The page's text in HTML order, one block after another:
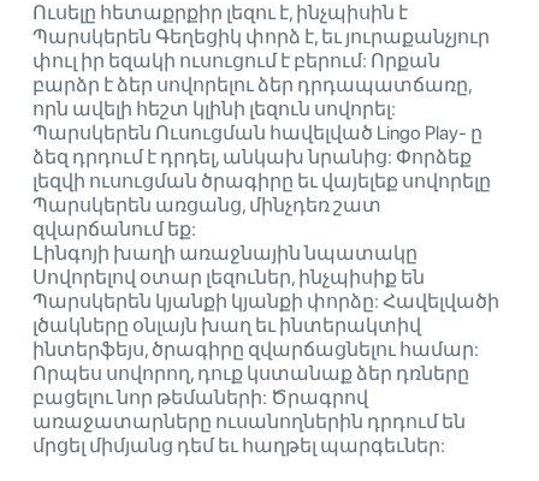
Ուսելը հետաքրքիր լեզու է, ինչպիսին է
Պարսկերեն Գեղեցիկ փորձ է, եւ յուրաքանչյուր
փուլ իր եզակի ուսուցում է բերում: Որքան
բարձր է ձեր սովորելու ձեր դրդապատճառը,
որն ավելի հեշտ կլինի լեզուն սովորել:
Պարսկերեն Ուսուցման հավելված Lingo Play- ը
ձեզ դրդում է դրդել, անկախ նրանից: Փորձեք
լեզվի ուսուցման ծրագիրը եւ վայելեք սովորելը
Պարսկերեն առցանց, մինչդեռ շատ
զվարճանում եք:
Լինգոյի խաղի առաջնային նպատակը
Սովորելով օտար լեզուներ, ինչպիսիք են
Պարսկերեն կյանքի կյանքի փորձը: Հավելվածի
լծակները օնլայն խաղ եւ ինտերակտիվ
ինտերֆեյս, ծրագիրը զվարճացնելու համար:
Որպես սովորող, դուք կստանաք ձեր դռները
բացելու նոր թեմաների: Ծրագրով
առաջատարները ուսանողներին դրդում են
մրցել միմյանց դեմ եւ հաղթել պարգեւներ: